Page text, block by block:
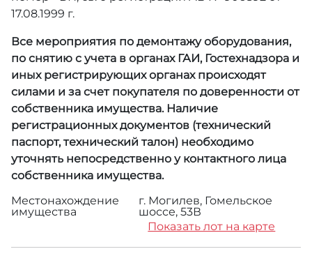
17.08.1999 г.
Все мероприятия по демонтажу оборудования,
по снятию с учета в органах ГАИ, Гостехнадзора и
иных регистрирующих органах происходят
силами и за счет покупателя по доверенности от
собственника имущества. Наличие
регистрационных документов (технический
паспорт, технический талон) необходимо
уточнять непосредственно у контактного лица
собственника имущества.
Местонахождение
имущества
г. Могилев, Гомельское
шоссе, 53В
Показать лот на карте